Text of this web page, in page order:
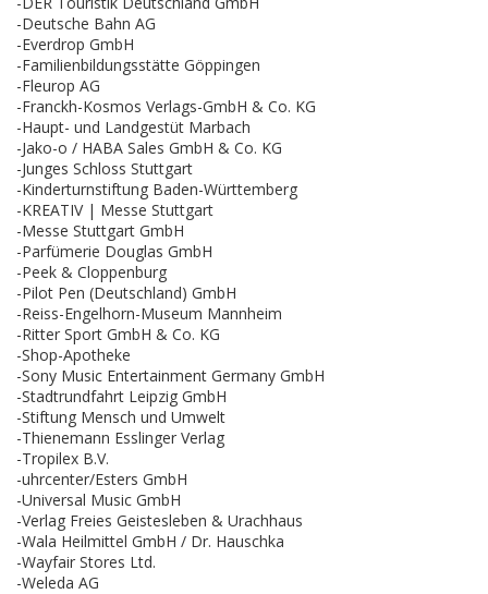
-Deutsche Bahn AG
-Everdrop GmbH
-Familienbildungsstätte Göppingen
-Fleurop AG
-Franckh-Kosmos Verlags-GmbH & Co. KG
-Haupt- und Landgestüt Marbach
-Jako-o / HABA Sales GmbH & Co. KG
-Junges Schloss Stuttgart
-Kinderturnstiftung Baden-Württemberg
-KREATIV | Messe Stuttgart
-Messe Stuttgart GmbH
-Parfümerie Douglas GmbH
-Peek & Cloppenburg
-Pilot Pen (Deutschland) GmbH
-Reiss-Engelhorn-Museum Mannheim
-Ritter Sport GmbH & Co. KG
-Shop-Apotheke
-Sony Music Entertainment Germany GmbH
-Stadtrundfahrt Leipzig GmbH
-Stiftung Mensch und Umwelt
-Thienemann Esslinger Verlag
-Tropilex B.V.
-uhrcenter/Esters GmbH
-Universal Music GmbH
-Verlag Freies Geistesleben & Urachhaus
-Wala Heilmittel GmbH / Dr. Hauschka
-Wayfair Stores Ltd.
-Weleda AG